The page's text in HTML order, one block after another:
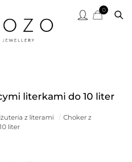
0
literkami do 10 liter
z literami / Choker z
liter